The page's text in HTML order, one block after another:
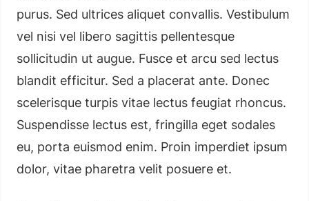
purus. Sed ultrices aliquet convallis. Vestibulum
vel nisi vel libero sagittis pellentesque
sollicitudin ut augue. Fusce et arcu sed lectus
blandit efficitur. Sed a placerat ante. Donec
scelerisque turpis vitae lectus feugiat rhoncus.
Suspendisse lectus est, fringilla eget sodales
eu, porta euismod enim. Proin imperdiet ipsum
dolor, vitae pharetra velit posuere et.